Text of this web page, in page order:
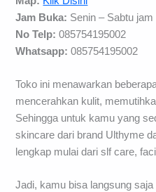
Jam Buka: Senin – Sabtu
No Telp: 085754195002
Whatsapp: 085754195002
Toko ini menawarkan
mencerahkan kulit,
Sehingga untuk kamu yang
skincare dari brand Ulthyme
lengkap mulai dari slf care,
Jadi, kamu bisa langsung